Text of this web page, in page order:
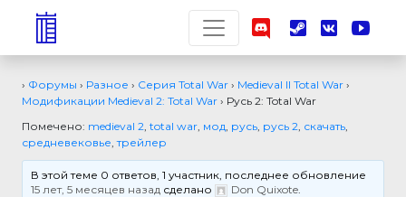
› Форумы › Разное › Серия Total War › Medieval II Total War ›
Модификации Medieval 2: Total War › Русь 2: Total War
Помечено: medieval 2, total war, мод, русь, русь 2, скачать,
средневековье,трейлер
В этой теме 0 ответов, 1 участник, последнее обновление
15 лет, 5 месяцев назад сделано Don Quixote.